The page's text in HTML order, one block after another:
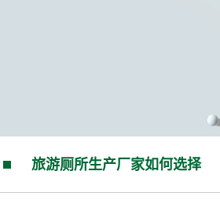
旅游厕所生产厂家如何选择